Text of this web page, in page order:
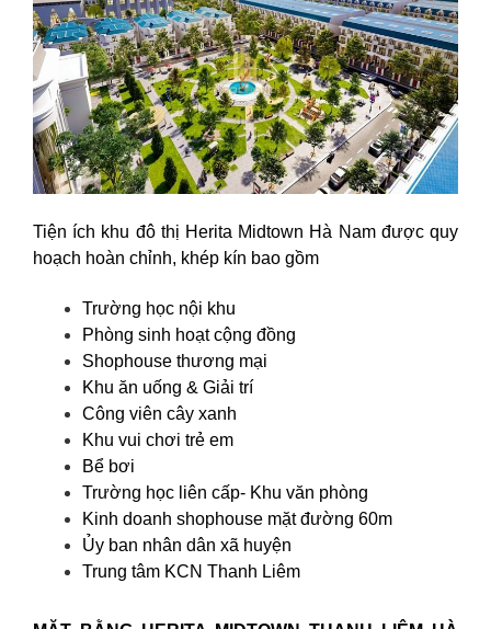
Tiện ích khu đô thị Herita Midtown Hà Nam được quy
hoạch hoàn chỉnh, khép kín bao gồm
Trường học nội khu
Phòng sinh hoạt cộng đồng
Shophouse thương mại
Khu ăn uống & Giải trí
Công viên cây xanh
Khu vui chơi trẻ em
Bể bơi
Trường học liên cấp- Khu văn phòng
Kinh doanh shophouse mặt đường 60m
Ủy ban nhân dân xã huyện
Trung tâm KCN Thanh Liêm